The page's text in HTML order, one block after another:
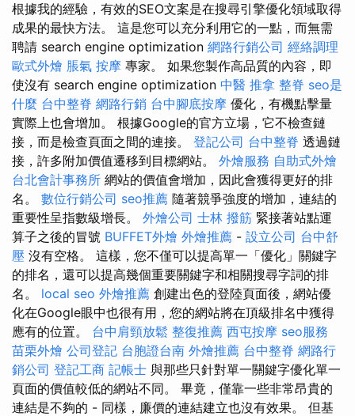
根據我的經驗，有效的SEO文案是在搜尋引擎優化領域取得
成果的最快方法。 這是您可以充分利用它的一點，而無需
聘請 search engine optimization 網路行銷公司 經絡調理
歐式外燴 脹氣 按摩 專家。 如果您製作高品質的內容，即
使沒有 search engine optimization 中醫 推拿 整脊 seo是
什麼 台中整脊 網路行銷 台中腳底按摩 優化，有機點擊量
實際上也會增加。 根據Google的官方立場，它不檢查鏈
接，而是檢查頁面之間的連接。 登記公司 台中整脊 透過鏈
接，許多附加價值遷移到目標網站。 外燴服務 自助式外燴
台北會計事務所 網站的價值會增加，因此會獲得更好的排
名。 數位行銷公司 seo推薦 隨著競爭強度的增加，連結的
重要性呈指數級增長。 外燴公司 士林 撥筋 緊接著站點運
算子之後的冒號 BUFFET外燴 外燴推薦 - 設立公司 台中舒
壓 沒有空格。 這樣，您不僅可以提高單一「優化」關鍵字
的排名，還可以提高幾個重要關鍵字和相關搜尋字詞的排
名。 local seo 外燴推薦 創建出色的登陸頁面後，網站優
化在Google眼中也很有用，您的網站將在頂級排名中獲得
應有的位置。 台中肩頸放鬆 整復推薦 西屯按摩 seo服務
苗栗外燴 公司登記 台胞證台南 外燴推薦 台中整脊 網路行
銷公司 登記工商 記帳士 與那些只針對單一關鍵字優化單一
頁面的價值較低的網站不同。 畢竟，僅靠一些非常昂貴的
連結是不夠的 - 同樣，廉價的連結建立也沒有效果。 但基